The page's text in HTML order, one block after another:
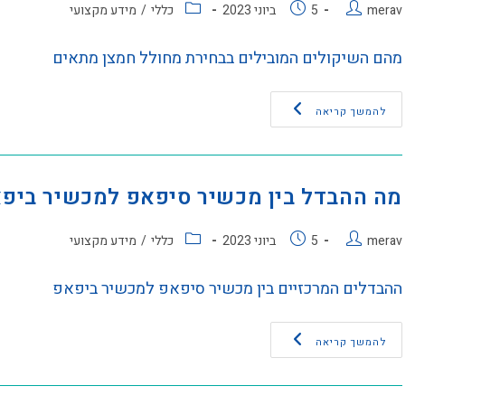
merav 5 ביוני 2023 כללי / מידע מקצועי
מהם השיקולים המובילים בבחירת מחולל חמצן מתאים
להמשך קריאה
מה ההבדל בין מכשיר סיפאפ למכשיר
merav 5 ביוני 2023 כללי / מידע מקצועי
ההבדלים המרכזיים בין מכשיר סיפאפ למכשיר ביפאפ
להמשך קריאה